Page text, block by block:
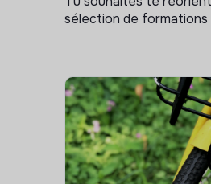
sélection de formations